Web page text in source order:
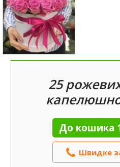
25
До кошика
Швидке